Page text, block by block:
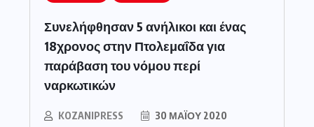
Συνελήφθησαν 5 ανήλικοι και ένας
18χρονος στην Πτολεμαΐδα για
παράβαση του νόμου περί
ναρκωτικών
KOZANIPRESS 30 ΜΑΪ́ΟΥ 2020